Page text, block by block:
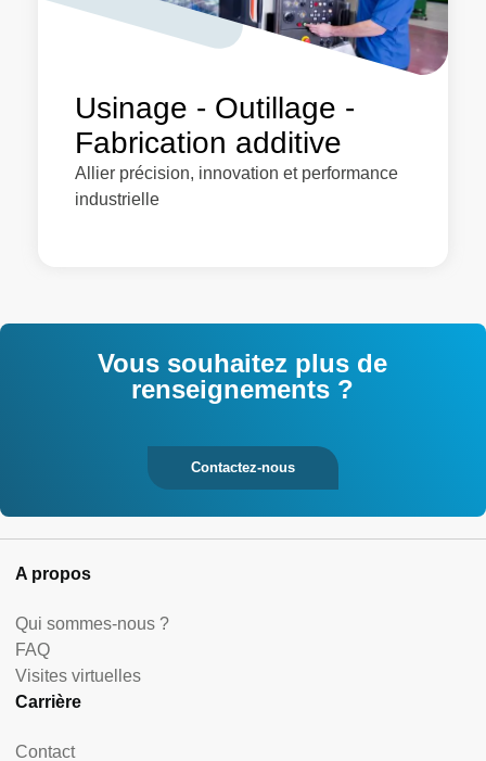
Usinage - Outillage -
Fabrication additive
Allier précision, innovation et performance
industrielle
Vous souhaitez plus de
renseignements ?
Contactez-nous
A propos
Qui sommes-nous ?
FAQ
Visites virtuelles
Carrière
Contact